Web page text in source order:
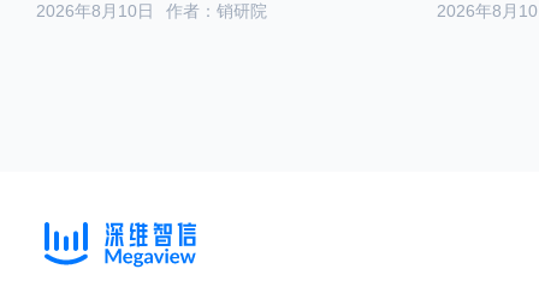
作者：销研院
2026年8月10日 2026年8月